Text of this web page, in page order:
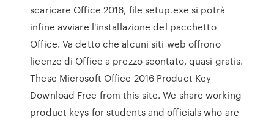
scaricare Office 2016, file setup.exe si potrà
infine avviare l'installazione del pacchetto
Office. Va detto che alcuni siti web offrono
licenze di Office a prezzo scontato, quasi gratis.
These Microsoft Office 2016 Product Key
Download Free from this site. We share working
product keys for students and officials who are